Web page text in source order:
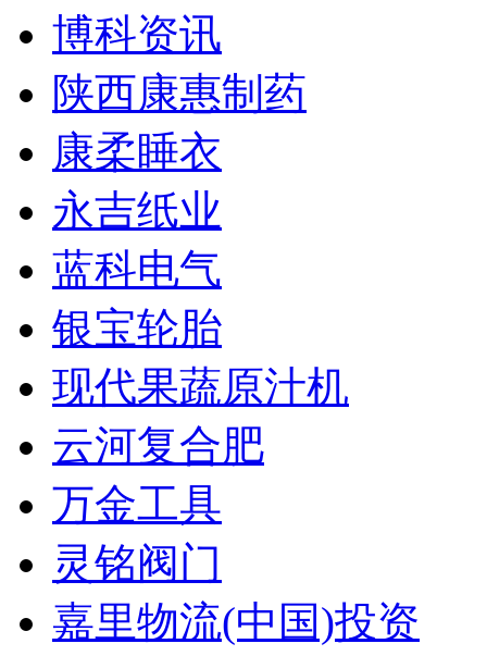
博科资讯
陕西康惠制药
康柔睡衣
永吉纸业
蓝科电气
银宝轮胎
现代果蔬原汁机
云河复合肥
万金工具
灵铭阀门
嘉里物流(中国)投资